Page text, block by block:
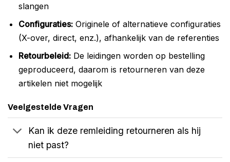
slangen
Configuraties:Originele of alternatieve configuraties
(X-over, direct, enz.), afhankelijk van de referenties
Retourbeleid:De leidingen worden op bestelling
geproduceerd, daarom is retourneren van deze
artikelen niet mogelijk
Veelgestelde Vragen
Kan ik deze remleiding retourneren als hij
niet past?